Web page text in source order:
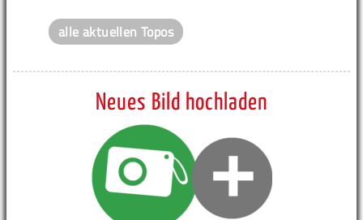
alle aktuellen Topos
Neues Bild hochladen